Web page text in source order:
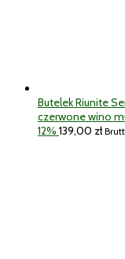
Butelek Riunite
czerwone wino
12% 139,00 zł